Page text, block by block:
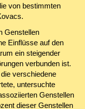
von bestimmten
Genstellen
Einflüsse auf den
ein steigender
verbunden ist.
verschiedene
untersuchte
Genstellen
dieser Genstellen